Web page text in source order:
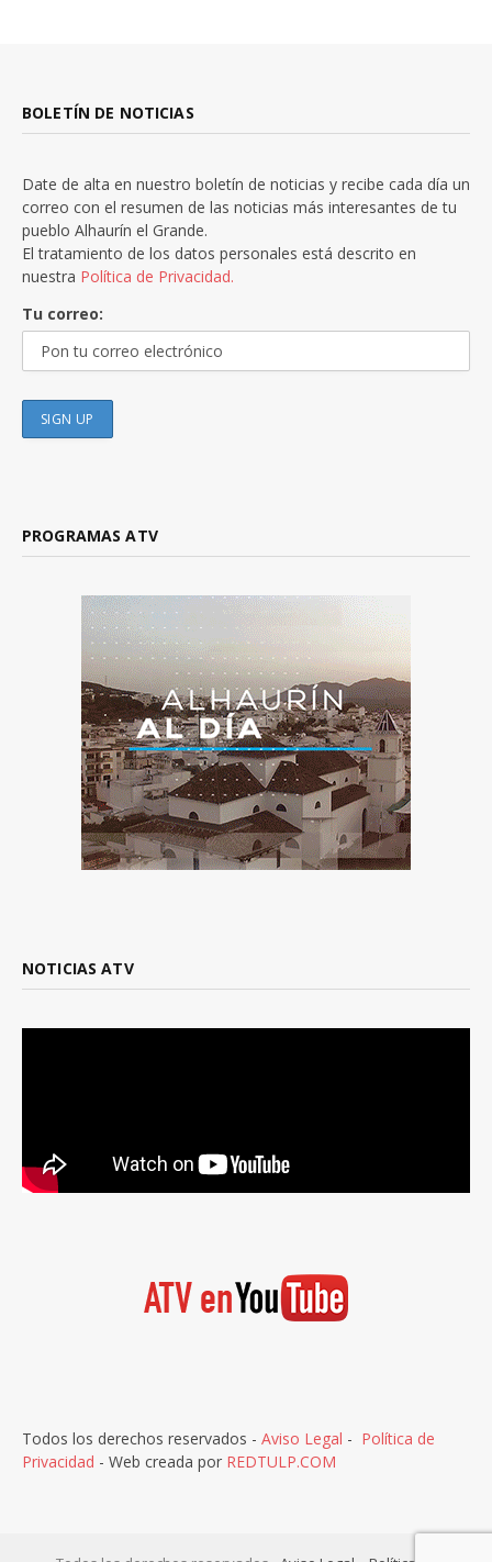
BOLETÍN DE NOTICIAS
Date de alta en nuestro boletín de noticias y recibe cada día un
correo con el resumen de las noticias más interesantes de tu
pueblo Alhaurín el Grande.
El tratamiento de los datos personales está descrito en
nuestra Política de Privacidad.
Tu correo:
PROGRAMAS ATV
NOTICIAS ATV
Todos los derechos reservados - Aviso Legal - Política de
Privacidad - Web creada por REDTULP.COM